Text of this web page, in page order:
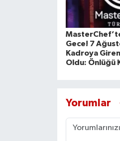
Gece! 7
Kadroya
Oldu: Önlüğü
Yorumlar